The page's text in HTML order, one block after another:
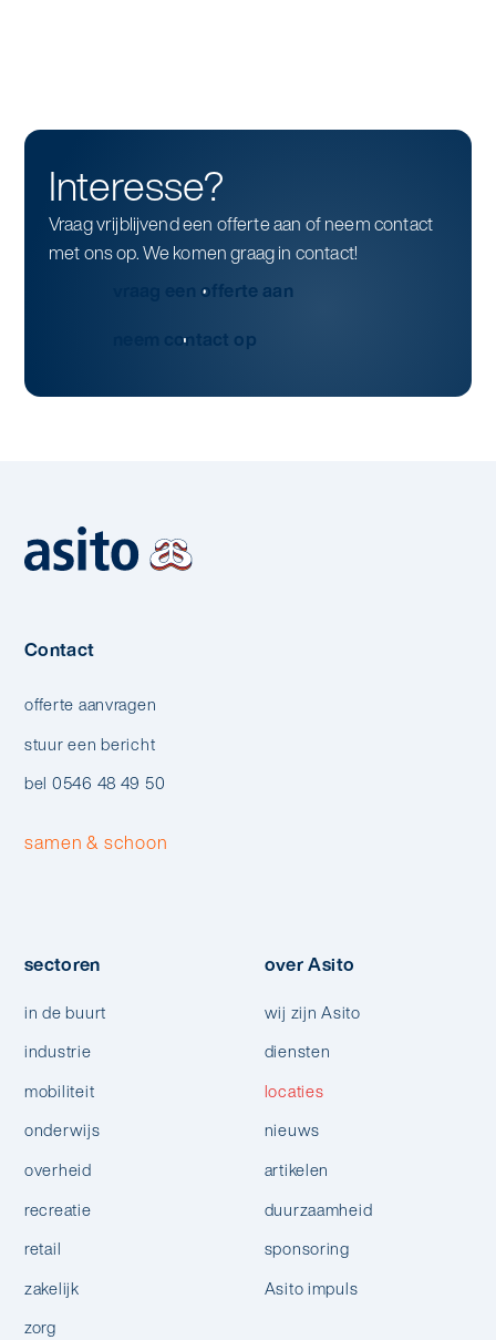
Interesse?
Vraag vrijblijvend een offerte aan of neem contact
met ons op. We komen graag in contact!
vraag een offerte aan
neem contact op
Contact
offerte aanvragen
stuur een bericht
bel 0546 48 49 50
samen & schoon
sectoren
in de buurt
industrie
mobiliteit
onderwijs
overheid
recreatie
retail
zakelijk
zorg
over Asito
wij zijn Asito
diensten
locaties
nieuws
artikelen
duurzaamheid
sponsoring
Asito impuls